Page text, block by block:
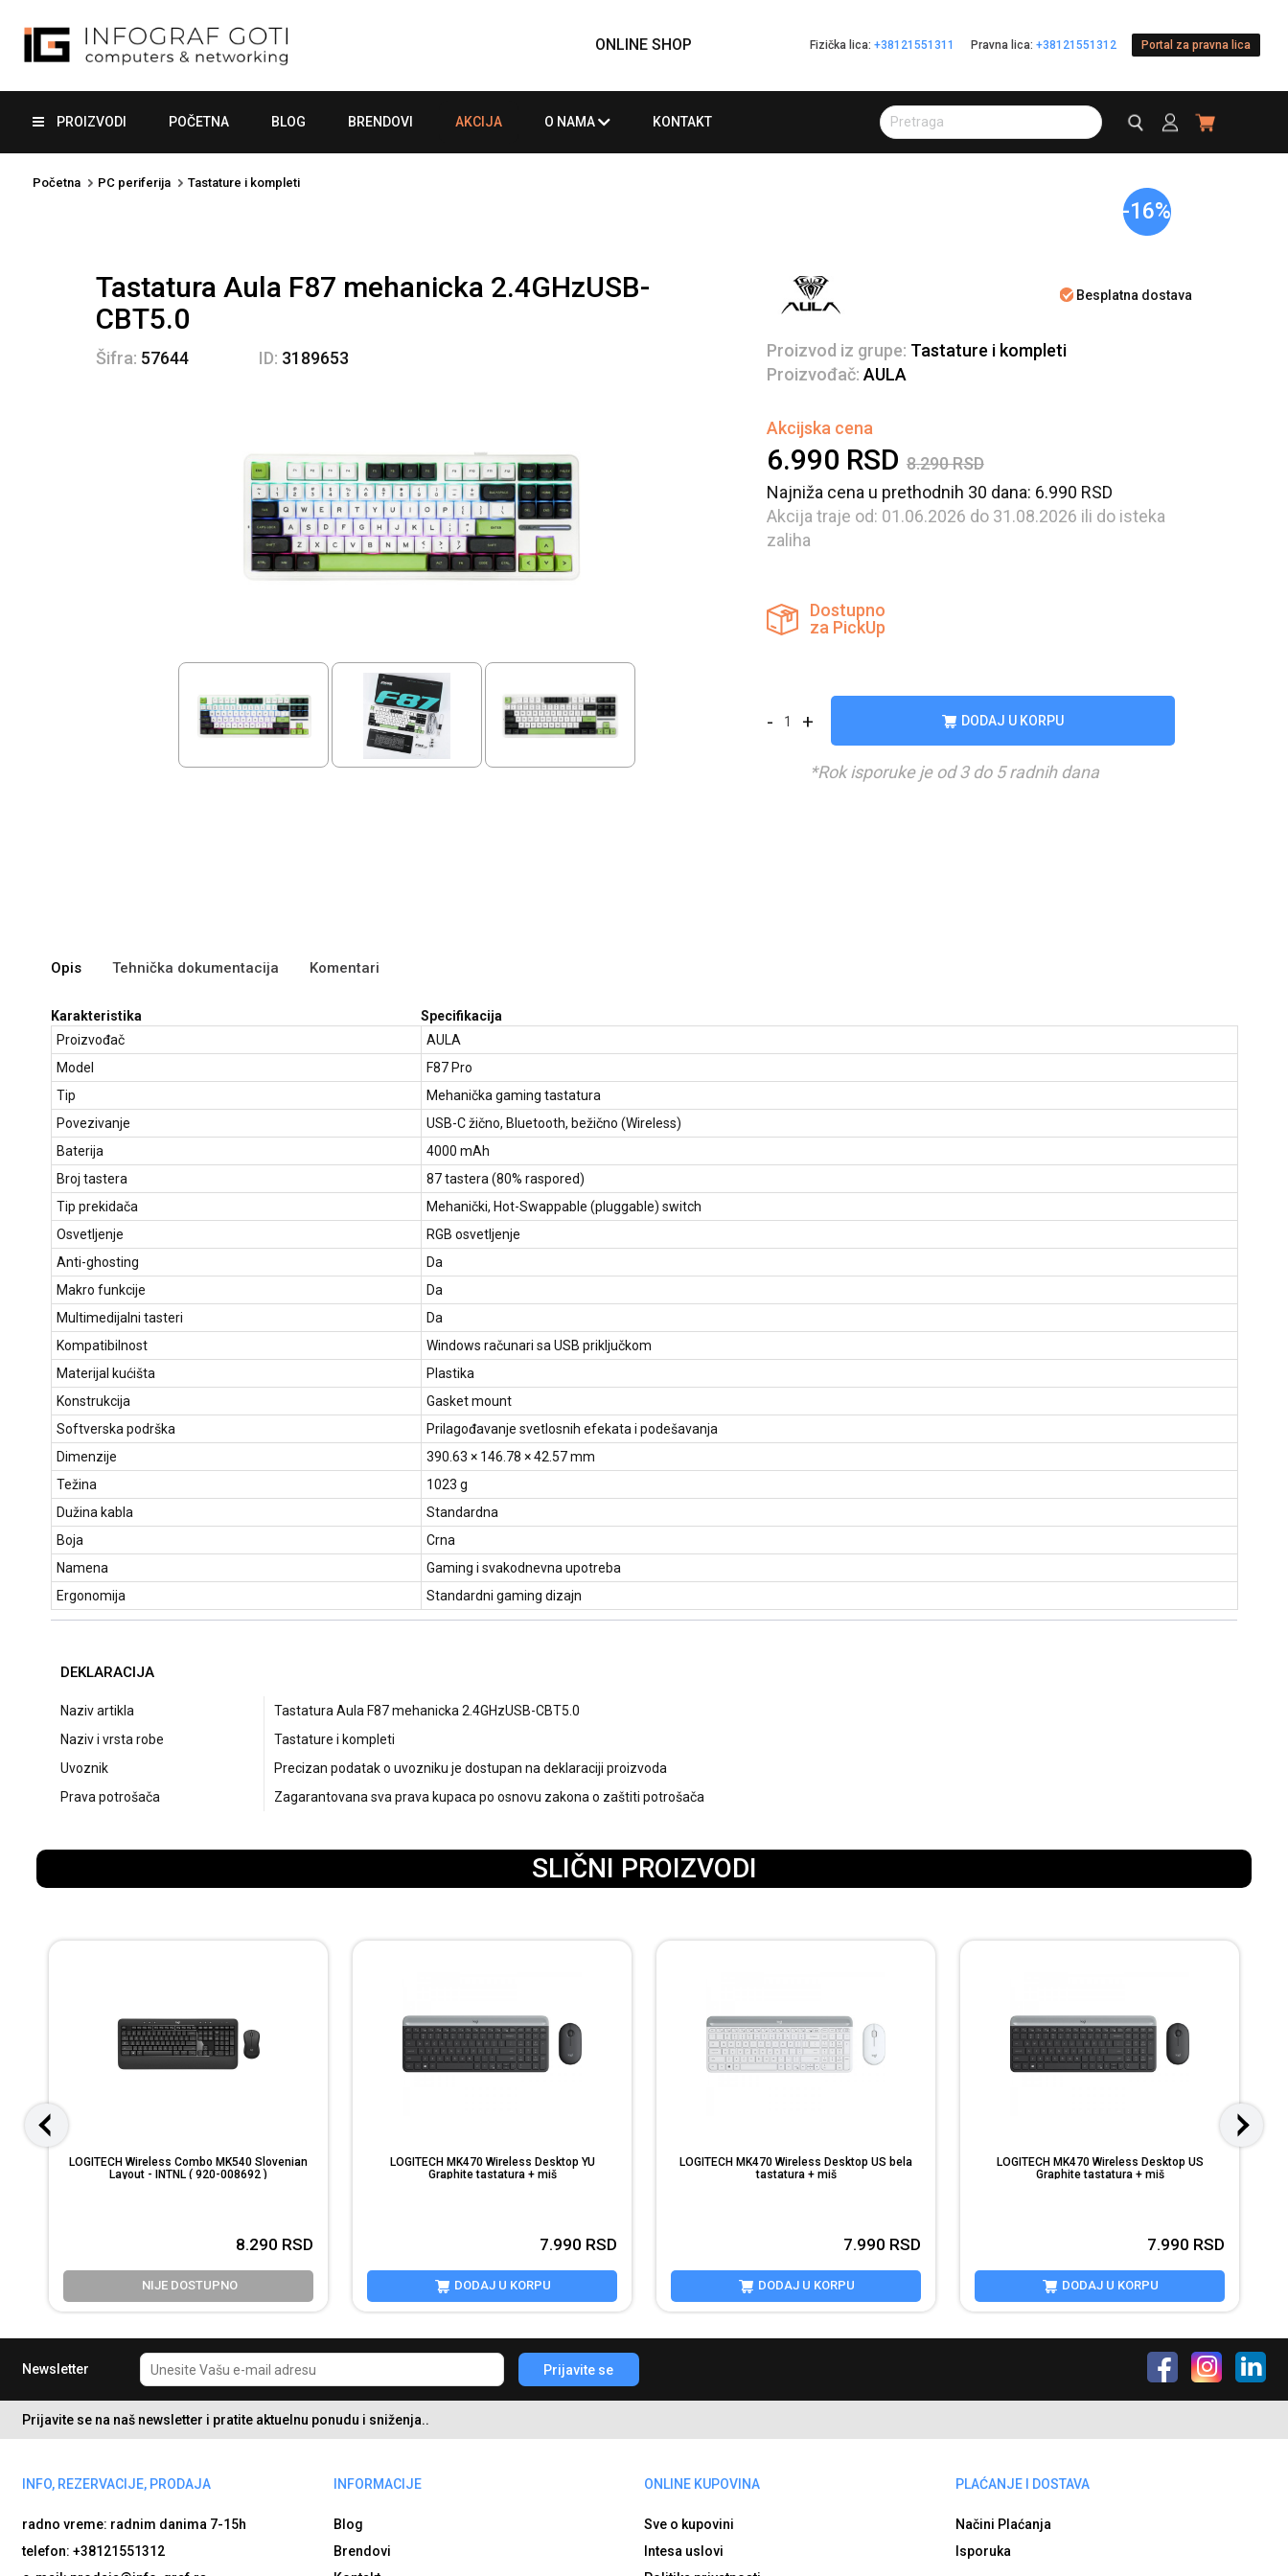
ONLINE SHOP Fizička lica: +38121551311 Pravna lica: +38121551312 Portal za pravna lica
PROIZVODI POČETNA BLOG BRENDOVI AKCIJA O NAMA KONTAKT
Početna PC periferija Tastature i kompleti
Tastatura Aula F87 mehanicka 2.4GHzUSB-
CBT5.0
Šifra: 57644 ID: 3189653
Besplatna dostava
Proizvod iz grupe: Tastature i kompleti
Proizvođač: AULA
-16%
Akcijska cena
6.990 RSD 8.290RSD
Najniža cena u prethodnih 30 dana: 6.990 RSD
Akcija traje od: 01.06.2026 do 31.08.2026 ili do isteka
zaliha
Dostupno
za PickUp
- + DODAJ U KORPU
*Rok isporuke je od 3 do 5 radnih dana
Opis Tehnička dokumentacija Komentari
Karakteristika
Specifikacija
Proizvođač
AULA
Model
F87 Pro
Tip
Mehanička gaming tastatura
Povezivanje
USB-C žično, Bluetooth, bežično (Wireless)
Baterija
4000 mAh
Broj tastera
87 tastera (80% raspored)
Tip prekidača
Mehanički, Hot-Swappable (pluggable) switch
Osvetljenje
RGB osvetljenje
Anti-ghosting
Da
Makro funkcije
Da
Multimedijalni tasteri
Da
Kompatibilnost
Windows računari sa USB priključkom
Materijal kućišta
Plastika
Konstrukcija
Gasket mount
Softverska podrška
Prilagođavanje svetlosnih efekata i podešavanja
Dimenzije
390.63 × 146.78 × 42.57 mm
Težina
1023 g
Dužina kabla
Standardna
Boja
Crna
Namena
Gaming i svakodnevna upotreba
Ergonomija
Standardni gaming dizajn
DEKLARACIJA
Naziv artikla
Tastatura Aula F87 mehanicka 2.4GHzUSB-CBT5.0
Naziv i vrsta robe
Tastature i kompleti
Uvoznik
Precizan podatak o uvozniku je dostupan na deklaraciji proizvoda
Prava potrošača
Zagarantovana sva prava kupaca po osnovu zakona o zaštiti potrošača
SLIČNI PROIZVODI
LOGITECH Wireless Combo MK540 Slovenian
Layout - INTNL ( 920-008692 )
8.290 RSD
NIJE DOSTUPNO
LOGITECH MK470 Wireless Desktop YU
Graphite tastatura + miš
7.990 RSD
DODAJ U KORPU
LOGITECH MK470 Wireless Desktop US bela
tastatura + miš
7.990 RSD
DODAJ U KORPU
LOGITECH MK470 Wireless Desktop US
Graphite tastatura + miš
7.990 RSD
DODAJ U KORPU
Newsletter Prijavite se
Prijavite se na naš newsletter i pratite aktuelnu ponudu i sniženja..
INFO, REZERVACIJE, PRODAJA
radno vreme: radnim danima 7-15h
telefon: +38121551312
INFORMACIJE
Blog
Brendovi
ONLINE KUPOVINA
Sve o kupovini
Intesa uslovi
PLAĆANJE I DOSTAVA
Načini Plaćanja
Isporuka